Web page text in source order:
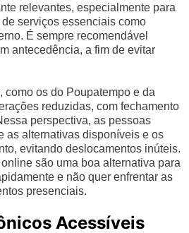
relevantes, especialmente para
serviços essenciais como
É sempre recomendável
antecedência, a fim de evitar
como os do Poupatempo e da
reduzidas, com fechamento
perspectiva, as pessoas
as alternativas disponíveis e os
evitando deslocamentos inúteis.
são uma boa alternativa para
e não quer enfrentar as
presenciais.
Acessíveis